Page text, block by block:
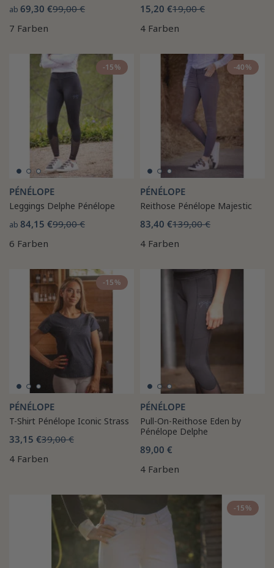
ab 69,30 €99,00 €
7 Farben
15,20 €19,00 €
4 Farben
-15%
PÉNÉLOPE
Leggings Delphe Pénélope
ab 84,15 €99,00 €
6 Farben
-40%
PÉNÉLOPE
Reithose Pénélope Majestic
83,40 €139,00 €
4 Farben
-15%
PÉNÉLOPE
T-Shirt Pénélope Iconic Strass
33,15 €39,00 €
4 Farben
PÉNÉLOPE
Pull-On-Reithose Eden by
Pénélope Delphe
89,00 €
4 Farben
-15%